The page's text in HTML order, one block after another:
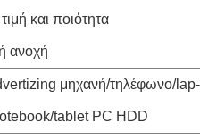
και ποιότητα
ανοχή
μηχανή/τηλέφωνο/
tablet PC HDD